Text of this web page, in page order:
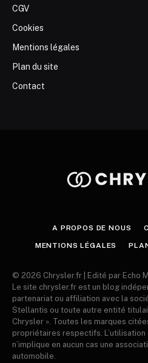
CGV
Cookies
Mentions légales
Plan du site
Contact
A PROPOS DE NOUS
MENTIONS LÉGALES
© 2026 Chrysler.fr | Edité par Echo
Le site chrysler.fr est un blog
partenariat ou affiliation avec la
Stellantis ou toute autre entité
Chrysler ». Toutes les marques
propriétaires respectifs.
n’implique en aucun cas une
automobile.